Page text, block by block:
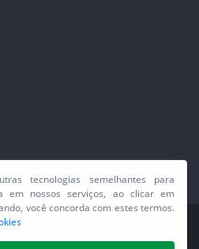
- TODOS OS DIREITOS RESERVADOS©